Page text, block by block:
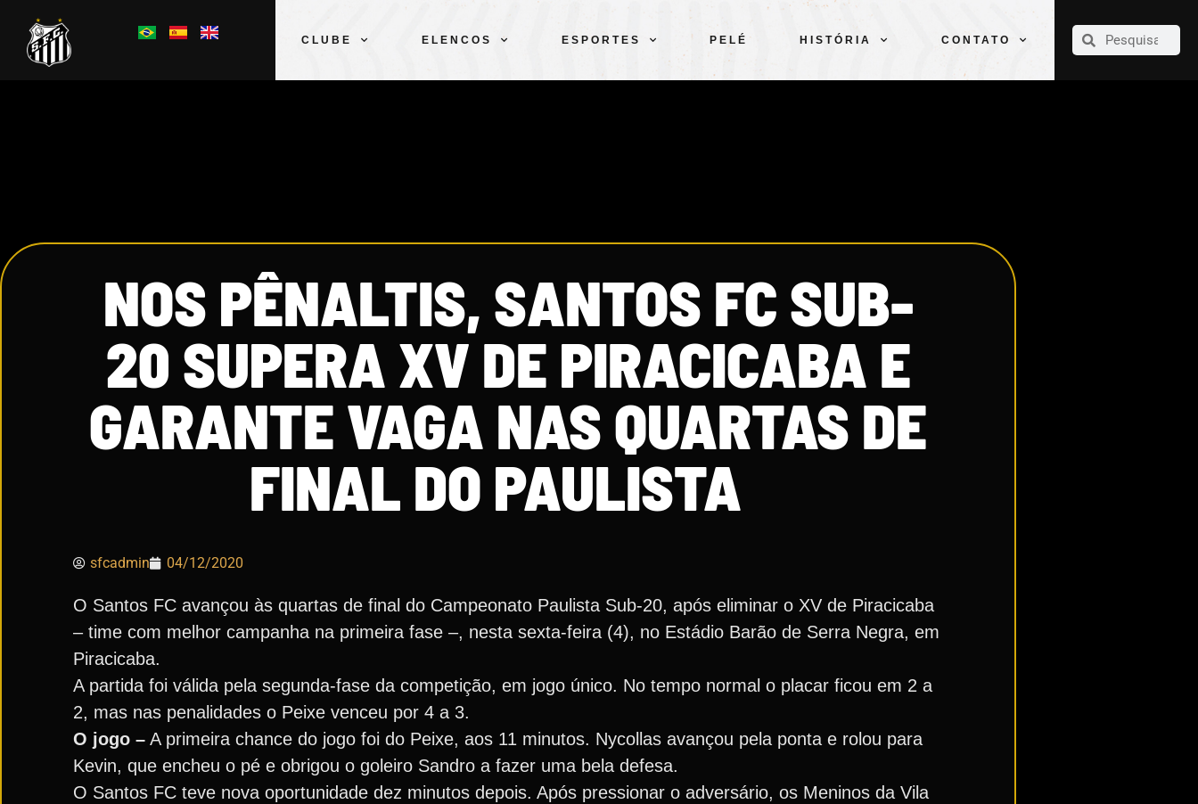
CLUBE ELENCOS ESPORTES PELÉ HISTÓRIA CONTATO
CLUBE
NOS PÊNALTIS, SANTOS FC SUB-
20 SUPERA XV DE PIRACICABA E
GARANTE VAGA NAS QUARTAS DE
FINAL DO PAULISTA
sfcadmin 04/12/2020
O Santos FC avançou às quartas de final do Campeonato Paulista Sub-20, após eliminar o XV de Piracicaba
– time com melhor campanha na primeira fase –, nesta sexta-feira (4), no Estádio Barão de Serra Negra, em
Piracicaba.
A partida foi válida pela segunda-fase da competição, em jogo único. No tempo normal o placar ficou em 2 a
2, mas nas penalidades o Peixe venceu por 4 a 3.
O jogo – A primeira chance do jogo foi do Peixe, aos 11 minutos. Nycollas avançou pela ponta e rolou para
Kevin, que encheu o pé e obrigou o goleiro Sandro a fazer uma bela defesa.
O Santos FC teve nova oportunidade dez minutos depois. Após pressionar o adversário, os Meninos da Vila